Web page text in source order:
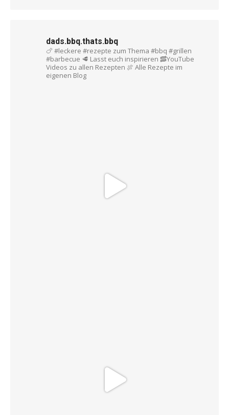
dads.bbq.thats.bbq
🍗 #leckere #rezepte zum Thema #bbq #grillen
#barbecue 🥩 Lasst euch inspirieren 🥓YouTube
Videos zu allen Rezepten 🍖 Alle Rezepte im
eigenen Blog